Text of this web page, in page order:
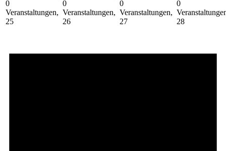
0
Veranstaltungen,
25
0
Veranstaltungen,
26
0
Veranstaltungen,
27
0
28